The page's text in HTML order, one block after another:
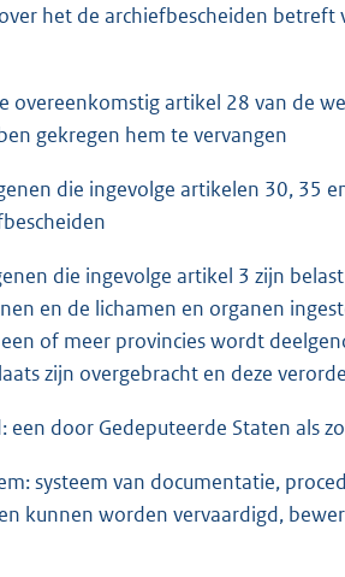
het de archiefbescheiden
overeenkomstig artikel 28 van de
gekregen hem te vervangen
die ingevolge artikelen 30, 35
die ingevolge artikel 3 zijn
en de lichamen en organen
of meer provincies wordt
zijn overgebracht en deze
een door Gedeputeerde Staten als
systeem van documentatie,
kunnen worden vervaardigd,